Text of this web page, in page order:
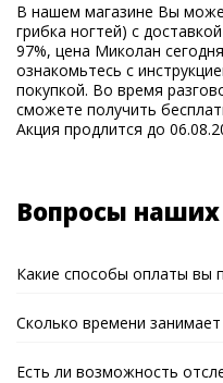
В нашем магазине Вы
грибка ногтей) с
97%, цена Миколан
ознакомьтесь с
покупкой. Во время
сможете получить
Акция продлится до
Вопросы
Какие способы оплаты вы
Сколько времени занимает
Есть ли возможность